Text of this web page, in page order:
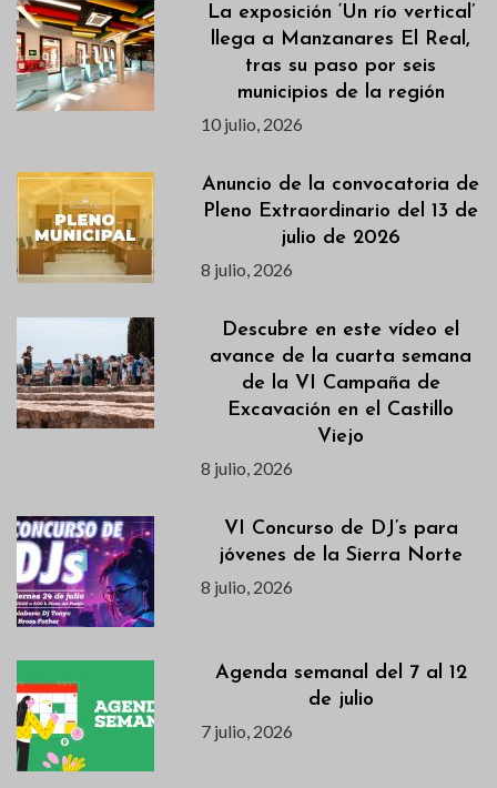
La exposición ‘Un río vertical’
llega a Manzanares El Real,
tras su paso por seis
municipios de la región
10 julio, 2026
Anuncio de la convocatoria de
Pleno Extraordinario del 13 de
julio de 2026
8 julio, 2026
Descubre en este vídeo el
avance de la cuarta semana
de la VI Campaña de
Excavación en el Castillo
Viejo
8 julio, 2026
VI Concurso de DJ’s para
jóvenes de la Sierra Norte
8 julio, 2026
Agenda semanal del 7 al 12
de julio
7 julio, 2026